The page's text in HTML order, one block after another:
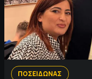
ΠΟΣΕΙΔΩΝΑΣ